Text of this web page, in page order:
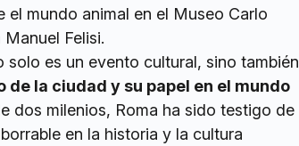
mundo animal en el Museo Carlo
Felisi.
es un evento cultural, sino también
la ciudad y su papel en el mundo
dos milenios, Roma ha sido testigo de
en la historia y la cultura